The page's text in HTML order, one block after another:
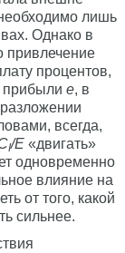
лишь
Однако в
привлечение
процентов,
прибыли e, в
всегда,
I/E «двигать»
одновременно
влияние на
от того, какой
сильнее.